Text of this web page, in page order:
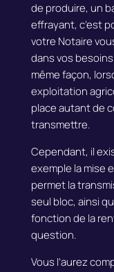
de produire, un
effrayant, c’est
votre Notaire
dans vos
même façon,
exploitation
place autant de
transmettre.
Cependant, il
exemple la mise
permet la
seul bloc, ainsi
fonction de la
question.
Vous l’aurez